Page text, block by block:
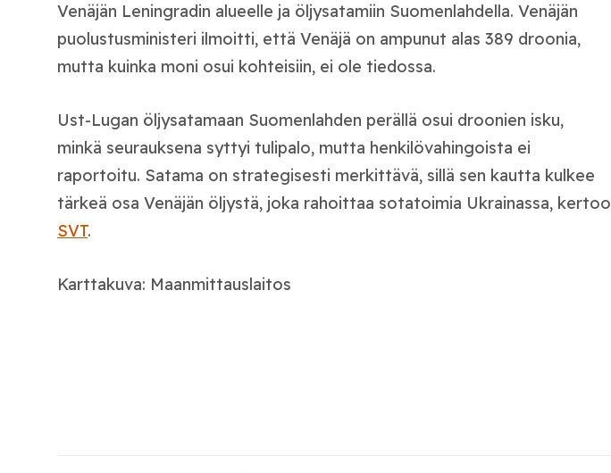
Venäjän Leningradin alueelle ja öljysatamiin Suomenlahdella. Venäjän
puolustusministeri ilmoitti, että Venäjä on ampunut alas 389 droonia,
mutta kuinka moni osui kohteisiin, ei ole tiedossa.
Ust-Lugan öljysatamaan Suomenlahden perällä osui droonien isku,
minkä seurauksena syttyi tulipalo, mutta henkilövahingoista ei
raportoitu. Satama on strategisesti merkittävä, sillä sen kautta kulkee
tärkeä osa Venäjän öljystä, joka rahoittaa sotatoimia Ukrainassa, kertoo
SVT.
Karttakuva: Maanmittauslaitos